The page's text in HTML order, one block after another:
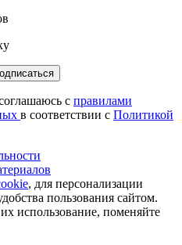
с правилами
в соответствии с Политикой
, для персонализации
пользования сайтом.
использование, поменяйте